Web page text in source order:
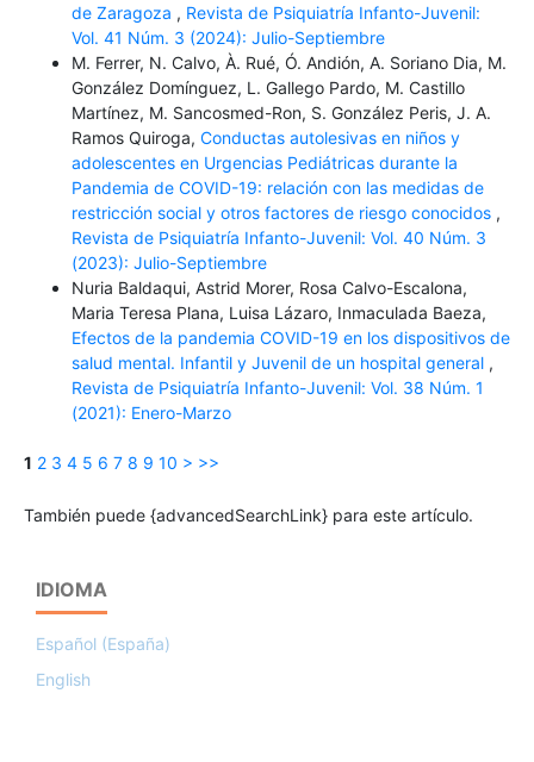
de Zaragoza , Revista de Psiquiatría Infanto-Juvenil:
Vol. 41 Núm. 3 (2024): Julio-Septiembre
M. Ferrer, N. Calvo, À. Rué, Ó. Andión, A. Soriano Dia, M.
González Domínguez, L. Gallego Pardo, M. Castillo
Martínez, M. Sancosmed-Ron, S. González Peris, J. A.
Ramos Quiroga, Conductas autolesivas en niños y
adolescentes en Urgencias Pediátricas durante la
Pandemia de COVID-19: relación con las medidas de
restricción social y otros factores de riesgo conocidos ,
Revista de Psiquiatría Infanto-Juvenil: Vol. 40 Núm. 3
(2023): Julio-Septiembre
Nuria Baldaqui, Astrid Morer, Rosa Calvo-Escalona,
Maria Teresa Plana, Luisa Lázaro, Inmaculada Baeza,
Efectos de la pandemia COVID-19 en los dispositivos de
salud mental. Infantil y Juvenil de un hospital general ,
Revista de Psiquiatría Infanto-Juvenil: Vol. 38 Núm. 1
(2021): Enero-Marzo
1 2 3 4 5 6 7 8 9 10 > >>
También puede {advancedSearchLink} para este artículo.
IDIOMA
Español (España)
English